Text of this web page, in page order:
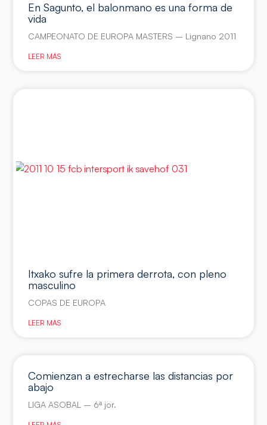
En Sagunto, el balonmano es una forma de
vida
CAMPEONATO DE EUROPA MASTERS – Lignano 2011
LEER MÁS
Itxako sufre la primera derrota, con pleno
masculino
COPAS DE EUROPA
LEER MÁS
Comienzan a estrecharse las distancias por
abajo
LIGA ASOBAL – 6ª jor.